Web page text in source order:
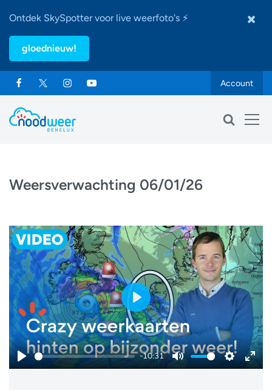
Ontdek SkySpotter voor live weerfoto's ⚡
gloednieuw!
Account
Weersverwachting 06/01/26
Play
-10:31
Mute Settings
Play